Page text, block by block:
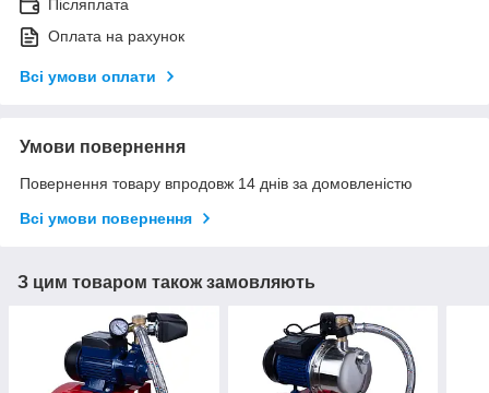
Післяплата
Оплата на рахунок
Всі умови оплати
Умови повернення
Повернення товару впродовж 14 днів за домовленістю
Всі умови повернення
З цим товаром також замовляють